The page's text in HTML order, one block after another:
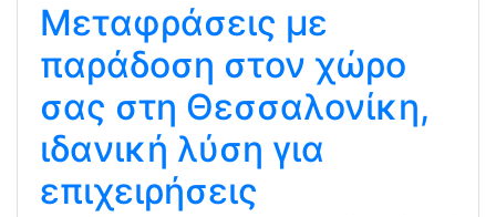
Μεταφράσεις με
παράδοση στον χώρο
σας στη Θεσσαλονίκη,
ιδανική λύση για
επιχειρήσεις